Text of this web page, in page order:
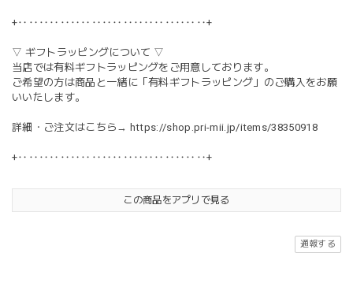
+‥‥‥‥‥‥‥‥‥‥‥‥‥‥‥‥‥‥+
▽ ギフトラッピングについて ▽
当店では有料ギフトラッピングをご用意しております。
ご希望の方は商品と一緒に「有料ギフトラッピング」のご購入をお願
いいたします。
詳細・ご注文はこちら→ https://shop.pri-mii.jp/items/38350918
+‥‥‥‥‥‥‥‥‥‥‥‥‥‥‥‥‥‥+
この商品をアプリで見る
通報する